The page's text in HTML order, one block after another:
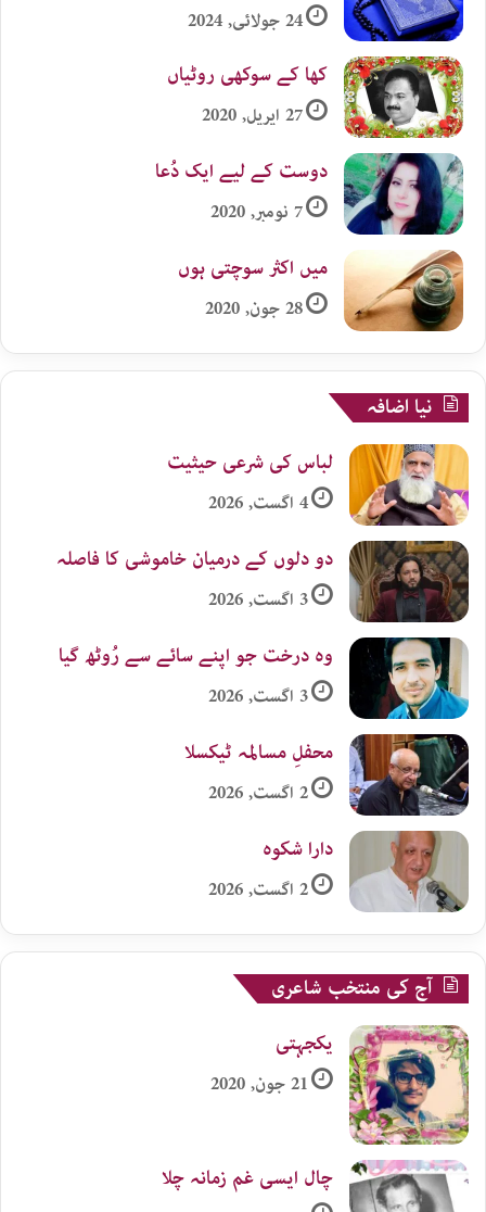
24 جولائی, 2024
کھا کے سوکھی روٹیاں
27 اپریل, 2020
دوست کے لیے ایک دُعا
7 نومبر, 2020
میں اکثر سوچتی ہوں
28 جون, 2020
نیا اضافہ
لباس کی شرعی حیثیت
4 اگست, 2026
دو دلوں کے درمیان خاموشی کا فاصلہ
3 اگست, 2026
وہ درخت جو اپنے سائے سے رُوٹھ گیا
3 اگست, 2026
محفلِ مسالمہ ٹیکسلا
2 اگست, 2026
دارا شکوہ
2 اگست, 2026
آج کی منتخب شاعری
یکجہتی
21 جون, 2020
چال ایسی غم زمانہ چلا